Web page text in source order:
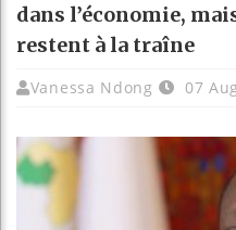
dans l’économie,
restent à la traîne
Vanessa Ndong 07